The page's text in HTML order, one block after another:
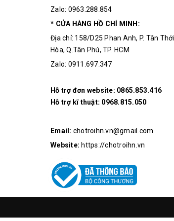
Zalo: 0963.288.854
* CỬA HÀNG HỒ CHÍ MINH:
Địa chỉ: 158/D25 Phan Anh, P. Tân Thới
Hòa, Q.Tân Phú, TP. HCM
Zalo: 0911.697.347
Hỗ trợ đơn website: 0865.853.416
Hỗ trợ kĩ thuật: 0968.815.050
Email: chotroihn.vn@gmail.com
Website: https://chotroihn.vn